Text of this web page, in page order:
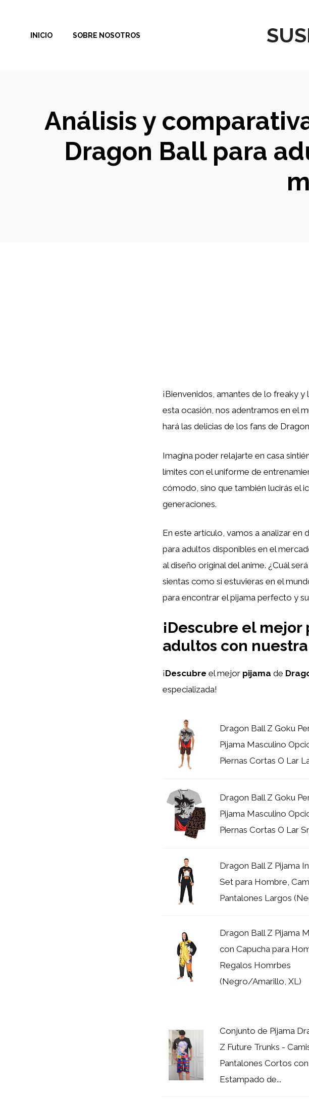
contenidoINICIO SOBRE NOSOTROS
Análisis y
Dragon Ball para
¡Bienvenidos, amantes de lo freaky y
esta ocasión, nos adentramos en el
hará las delicias de los fans de
Imagina poder relajarte en casa
límites con el uniforme de
cómodo, sino que también lucirás el
generaciones.
En este artículo, vamos a analizar
para adultos disponibles en el
al diseño original del anime. ¿Cuál
sientas como si estuvieras en el
para encontrar el pijama perfecto y
¡Descubre el
adultos con
¡Descubre el mejor pijama de
especializada!
Dragon Ball Z Goku
Pijama Masculino
Piernas Cortas O Lar
Dragon Ball Z Goku
Pijama Masculino
Piernas Cortas O Lar
Dragon Ball Z Pijama
Set para Hombre,
Pantalones Largos
Dragon Ball Z Pijama
con Capucha para
Regalos Homrbes
(Negro/Amarillo, XL)
Conjunto de Pijama
Z Future Trunks -
Pantalones Cortos con
Estampado de...